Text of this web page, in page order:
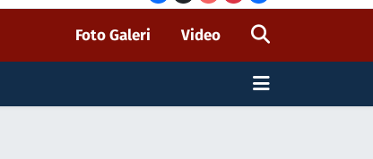
Foto Galeri Video